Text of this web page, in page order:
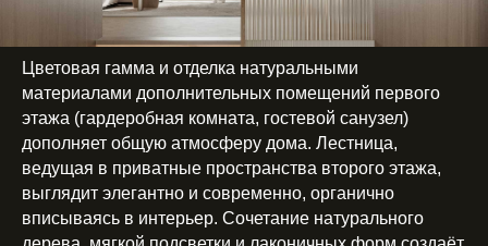
Цветовая гамма и отделка натуральными
материалами дополнительных помещений первого
этажа (гардеробная комната, гостевой санузел)
дополняет общую атмосферу дома. Лестница,
ведущая в приватные пространства второго этажа,
выглядит элегантно и современно, органично
вписываясь в интерьер. Сочетание натурального